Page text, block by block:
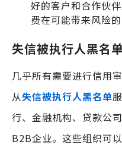
好的客户和合作伙
费在可能带来风险的
失信被执行人黑名
几乎所有需要进行信用
从失信被执行人黑名单
行、金融机构、贷款公
B2B企业。这些组织可